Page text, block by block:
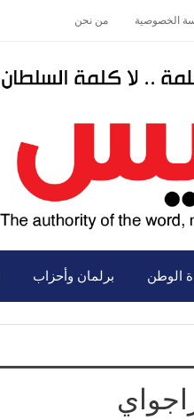
الخصوصية من نحن
الوطن برلمان وأحزاب